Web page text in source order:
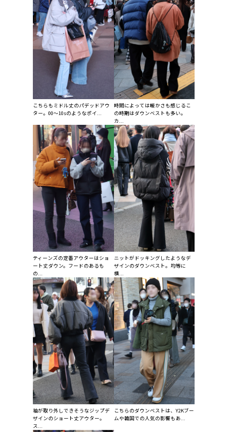
こちらもミドル丈のパデッドアウ
ター。00～10sのようなポイ...
時間によっては暖かさも感じるこ
の時期はダウンベストも多い。
カ...
ティーンズの定番アウターはショ
ート丈ダウン。フードのあるも
の...
ニットがドッキングしたようなデ
ザインのダウンベスト。均等に
横...
袖が取り外しできそうなジップデ
ザインのショート丈アウター。
ス...
こちらのダウンベストは、Y2Kブー
ムや韓国での人気の影響もあ...